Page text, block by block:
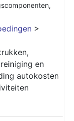
,
>
en
autokosten